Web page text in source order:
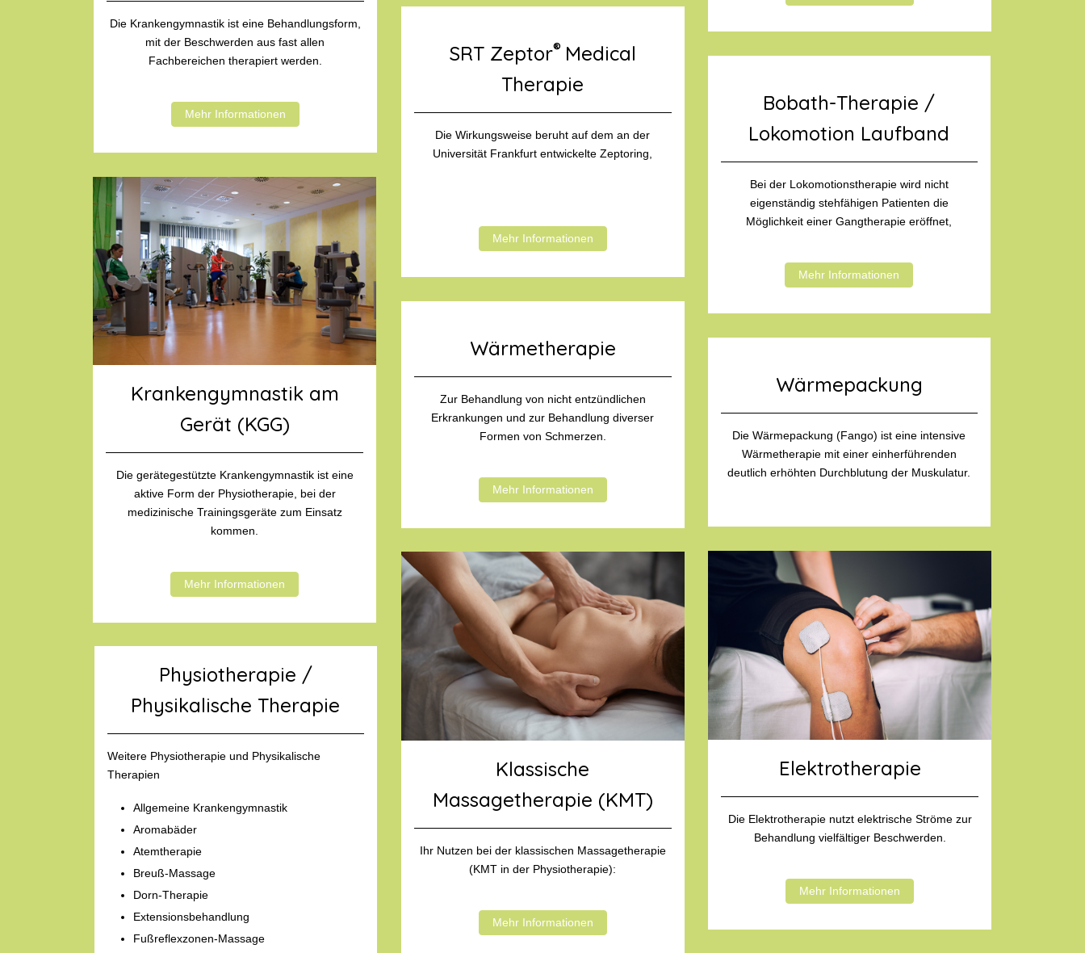
Die Krankengymnastik ist eine Behandlungsform,
mit der Beschwerden aus fast allen
Fachbereichen therapiert werden.
Mehr Informationen
SRT Zeptor® Medical
Therapie
Die Wirkungsweise beruht auf dem an der
Universität Frankfurt entwickelte Zeptoring,
Mehr Informationen
Bobath-Therapie /
Lokomotion Laufband
Bei der Lokomotionstherapie wird nicht
eigenständig stehfähigen Patienten die
Möglichkeit einer Gangtherapie eröffnet,
Mehr Informationen
Krankengymnastik am
Gerät (KGG)
Die gerätegestützte Krankengymnastik ist eine
aktive Form der Physiotherapie, bei der
medizinische Trainingsgeräte zum Einsatz
kommen.
Mehr Informationen
Wärmetherapie
Zur Behandlung von nicht entzündlichen
Erkrankungen und zur Behandlung diverser
Formen von Schmerzen.
Mehr Informationen
Wärmepackung
Die Wärmepackung (Fango) ist eine intensive
Wärmetherapie mit einer einherführenden
deutlich erhöhten Durchblutung der Muskulatur.
Elektrotherapie
Die Elektrotherapie nutzt elektrische Ströme zur
Behandlung vielfältiger Beschwerden.
Mehr Informationen
Klassische
Massagetherapie (KMT)
Ihr Nutzen bei der klassischen Massagetherapie
(KMT in der Physiotherapie):
Mehr Informationen
Physiotherapie /
Physikalische Therapie
Weitere Physiotherapie und Physikalische
Therapien
Allgemeine Krankengymnastik
Aromabäder
Atemtherapie
Breuß-Massage
Dorn-Therapie
Extensionsbehandlung
Fußreflexzonen-Massage